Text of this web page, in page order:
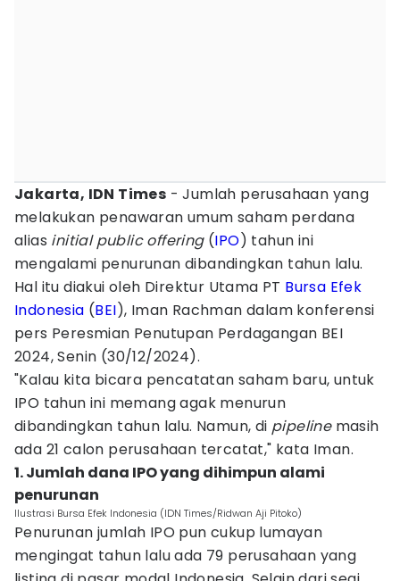
Jakarta, IDN Times - Jumlah perusahaan yang
melakukan penawaran umum saham perdana
alias initial public offering(IPO) tahun ini
mengalami penurunan dibandingkan tahun lalu.
Hal itu diakui oleh Direktur Utama PT Bursa Efek
Indonesia (BEI), Iman Rachman dalam konferensi
pers Peresmian Penutupan Perdagangan BEI
2024, Senin (30/12/2024).
"Kalau kita bicara pencatatan saham baru, untuk
IPO tahun ini memang agak menurun
dibandingkan tahun lalu. Namun, di pipelinemasih
ada 21 calon perusahaan tercatat," kata Iman.
1. Jumlah dana IPO yang dihimpun alami
penurunan
Ilustrasi Bursa Efek Indonesia (IDN Times/Ridwan Aji Pitoko)
Penurunan jumlah IPO pun cukup lumayan
mengingat tahun lalu ada 79 perusahaan yang